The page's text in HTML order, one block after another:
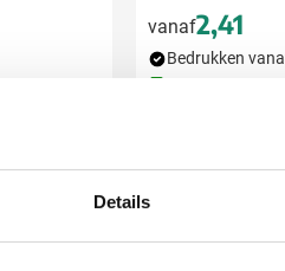
Details
vanaf2,41
Bedrukken